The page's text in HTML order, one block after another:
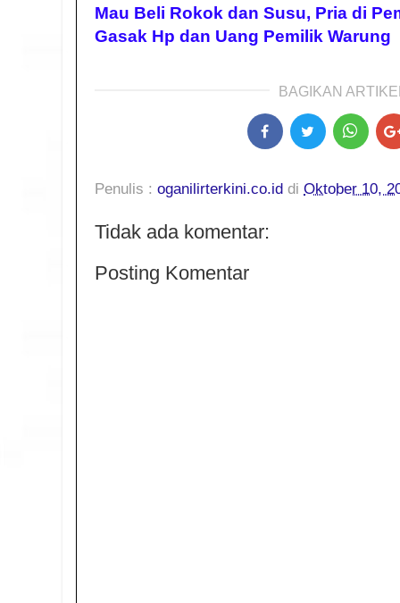
Mau Beli Rokok dan Susu, Pria di
Gasak Hp dan Uang Pemilik Warung
BAGIKAN
Penulis : oganilirterkini.co.id di Oktober 10,
Tidak ada komentar:
Posting Komentar